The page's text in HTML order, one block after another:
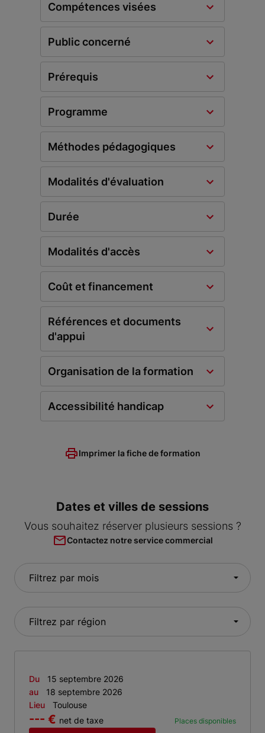
Compétences visées
Public concerné
Prérequis
Programme
Méthodes pédagogiques
Modalités d'évaluation
Durée
Modalités d'accès
Coût et financement
Références et documents
d'appui
Organisation de la formation
Accessibilité handicap
Imprimer la fiche de formation
Dates et villes de sessions
Vous souhaitez réserver plusieurs sessions ?
Contactez notre service commercial
Du
15 septembre 2026
au
18 septembre 2026
Lieu
Toulouse
Places disponibles
--- € net de taxe